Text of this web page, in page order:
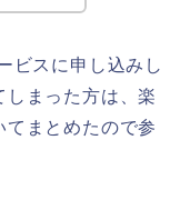
ビスに申し込みし
しまった方は、楽
まとめたので参